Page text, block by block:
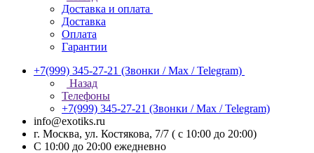
Доставка и оплата
Доставка
Оплата
Гарантии
+7(999) 345-27-21 (Звонки / Max / Telegram)
Назад
Телефоны
+7(999) 345-27-21 (Звонки / Max / Telegram)
info@exotiks.ru
г. Москва, ул. Костякова, 7/7 ( с 10:00 до 20:00)
С 10:00 до 20:00 ежедневно